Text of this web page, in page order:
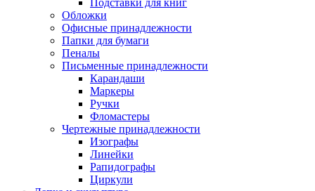
Подставки для книг
Обложки
Офисные принадлежности
Папки для бумаги
Пеналы
Письменные принадлежности
Карандаши
Маркеры
Ручки
Фломастеры
Чертежные принадлежности
Изографы
Линейки
Рапидографы
Циркули